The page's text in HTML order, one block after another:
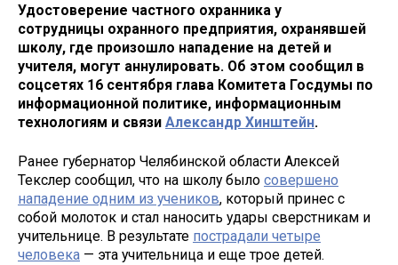
Удостоверение частного охранника у
сотрудницы охранного предприятия, охранявшей
школу, где произошло нападение на детей и
учителя, могут аннулировать. Об этом сообщил в
соцсетях 16 сентября глава Комитета Госдумы по
информационной политике, информационным
технологиям и связи Александр Хинштейн.
Ранее губернатор Челябинской области Алексей
Текслер сообщил, что на школу было совершено
нападение одним из учеников, который принес с
собой молоток и стал наносить удары сверстникам и
учительнице. В результате пострадали четыре
человека — эта учительница и еще трое детей.